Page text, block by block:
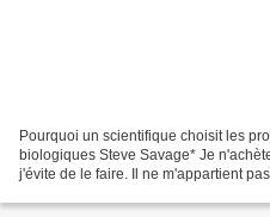
Pourquoi un scientifique choisit les
biologiques Steve Savage* Je
j'évite de le faire. Il ne m'appartient